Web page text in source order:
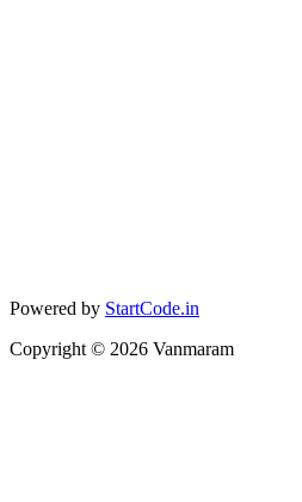
Powered by StartCode.in
Copyright © 2026 Vanmaram